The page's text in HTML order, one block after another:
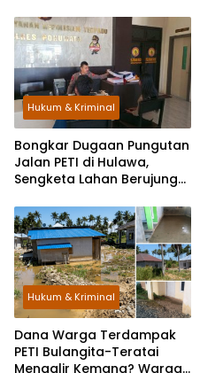
Hukum & Kriminal
Bongkar Dugaan Pungutan
Jalan PETI di Hulawa,
Sengketa Lahan Berujung
Hukum & Kriminal
Dana Warga Terdampak
PETI Bulangita-Teratai
Mengalir Kemana? Warga